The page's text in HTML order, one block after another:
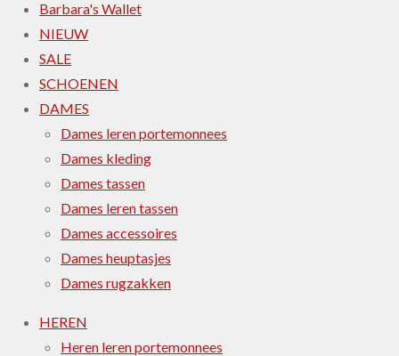
Barbara's Wallet
NIEUW
SALE
SCHOENEN
DAMES
Dames leren portemonnees
Dames kleding
Dames tassen
Dames leren tassen
Dames accessoires
Dames heuptasjes
Dames rugzakken
HEREN
Heren leren portemonnees